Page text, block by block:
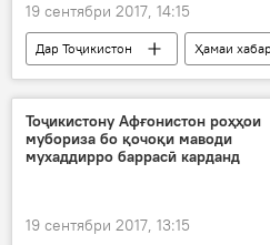
19 сентябри 2017, 14:15
Дар Тоҷикистон
Ҳамаи
БДА
нақлиёт
Тоҷикистону Афғонистон роҳҳои
мубориза бо қочоқи маводи
мухаддирро баррасӣ карданд
19 сентябри 2017, 13:15